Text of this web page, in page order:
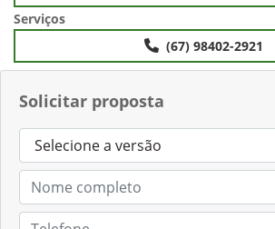
Solicitar proposta
Serviços
(67) 98402-2921